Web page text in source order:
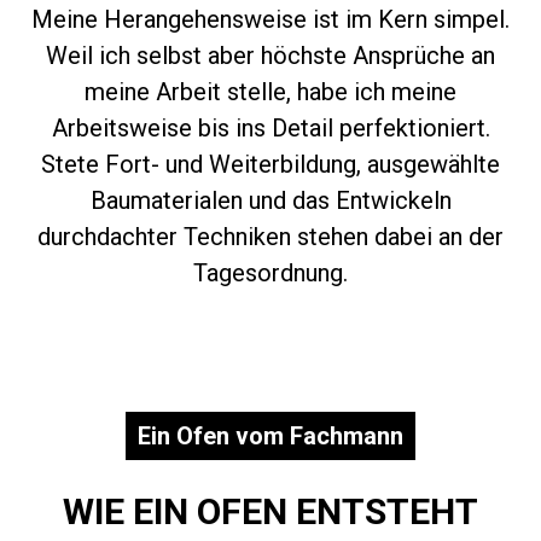
Meine Herangehensweise ist im Kern simpel.
Weil ich selbst aber höchste Ansprüche an
meine Arbeit stelle, habe ich meine
Arbeitsweise bis ins Detail perfektioniert.
Stete Fort- und Weiterbildung, ausgewählte
Baumaterialen und das Entwickeln
durchdachter Techniken stehen dabei an der
Tagesordnung.
Ein Ofen vom Fachmann
WIE EIN OFEN ENTSTEHT